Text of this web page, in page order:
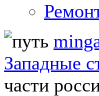
Западные
части